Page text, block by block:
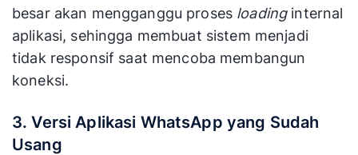
besar akan mengganggu proses loadinginternal
aplikasi, sehingga membuat sistem menjadi
tidak responsif saat mencoba membangun
koneksi.
3. Versi Aplikasi WhatsApp yang Sudah
Usang